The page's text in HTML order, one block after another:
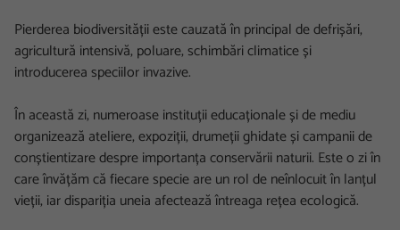
Pierderea biodiversității este cauzată în principal de defrișări,
agricultură intensivă, poluare, schimbări climatice și
introducerea speciilor invazive.
În această zi, numeroase instituții educaționale și de mediu
organizează ateliere, expoziții, drumeții ghidate și campanii de
conștientizare despre importanța conservării naturii. Este o zi în
care învățăm că fiecare specie are un rol de neînlocuit în lanțul
vieții, iar dispariția uneia afectează întreaga rețea ecologică.